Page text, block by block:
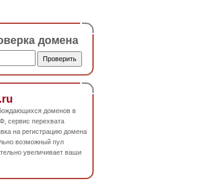
домена
доменов в
сервис перехвата
на регистрацию домена
возможный пул
увеличивает ваши